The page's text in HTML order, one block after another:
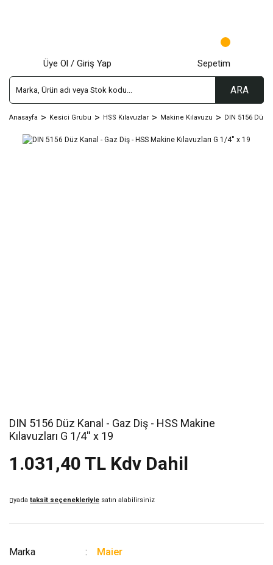
ARA
Üye Ol / Giriş Yap Sepetim
Anasayfa Kesici Grubu HSS Kılavuzlar Makine Kılavuzu DIN 5156 Düz
DIN 5156 Düz Kanal - Gaz Diş - HSS Makine
Kılavuzları G 1/4'' x 19
1.031,40 TL Kdv Dahil
yada taksit seçenekleriyle satın alabilirsiniz
Marka
Maier